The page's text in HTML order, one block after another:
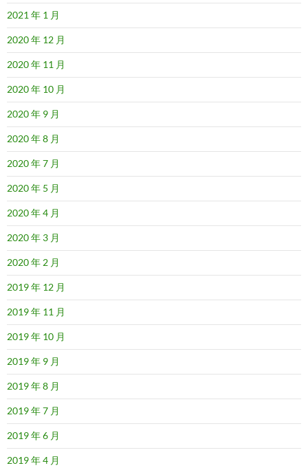
2021 年 1 月
2020 年 12 月
2020 年 11 月
2020 年 10 月
2020 年 9 月
2020 年 8 月
2020 年 7 月
2020 年 5 月
2020 年 4 月
2020 年 3 月
2020 年 2 月
2019 年 12 月
2019 年 11 月
2019 年 10 月
2019 年 9 月
2019 年 8 月
2019 年 7 月
2019 年 6 月
2019 年 4 月